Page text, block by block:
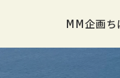
MM企画ち